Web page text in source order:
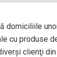
domiciliile
cu produse
clienţi